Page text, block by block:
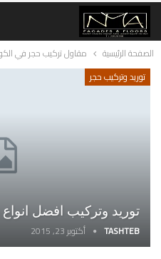
الصفحة الرئيسية
مقاول تركيب حجر في
توريد وتركيب حجر
توريد وتركيب افضل
TASHTEB
أكتوبر 23, 2015